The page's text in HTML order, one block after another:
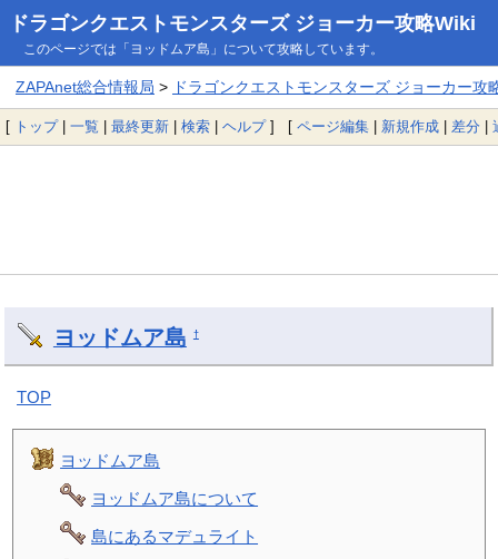
ドラゴンクエストモンスターズ ジョーカー攻略Wiki
このページでは「ヨッドムア島」について攻略しています。
ZAPAnet総合情報局 > ドラゴンクエストモンスターズ ジョーカー攻
[ トップ| 一覧 | 最終更新 | 検索 | ヘルプ] [ ページ編集 | 新規作成 | 差分 |
ヨッドムア島 †
TOP
ヨッドムア島
ヨッドムア島について
島にあるマデュライト